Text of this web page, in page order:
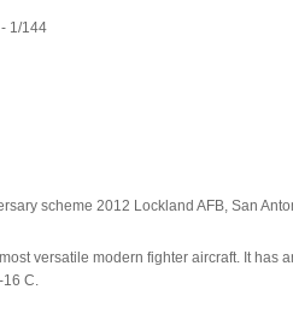
1/144
scheme 2012 Lockland AFB, San
versatile modern fighter aircraft. It
16 C.